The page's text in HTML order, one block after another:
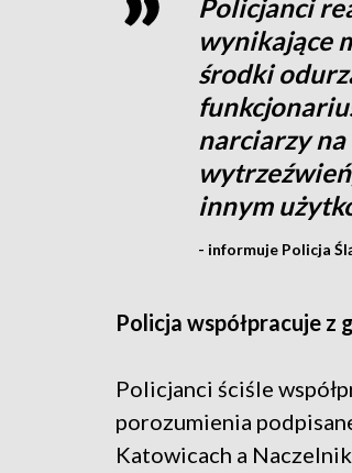
Policjanci
wynikające
środki
narciarzy
innym
- informuje Policja
Policja współpracuje z
Policjanci ściśle
porozumienia
Katowicach a